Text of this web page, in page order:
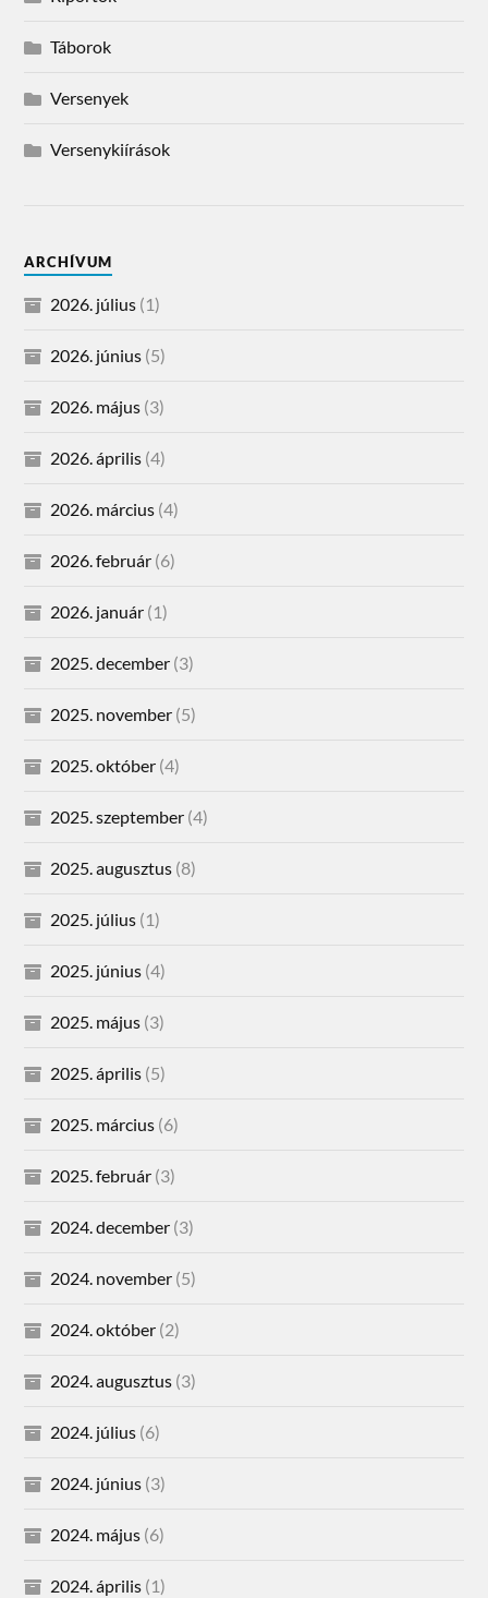
Táborok
Versenyek
Versenykiírások
ARCHÍVUM
2026. július (1)
2026. június (5)
2026. május (3)
2026. április (4)
2026. március (4)
2026. február (6)
2026. január (1)
2025. december (3)
2025. november (5)
2025. október (4)
2025. szeptember (4)
2025. augusztus (8)
2025. július (1)
2025. június (4)
2025. május (3)
2025. április (5)
2025. március (6)
2025. február (3)
2024. december (3)
2024. november (5)
2024. október (2)
2024. augusztus (3)
2024. július (6)
2024. június (3)
2024. május (6)
2024. április (1)